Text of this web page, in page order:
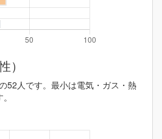
）
52人です。最小は電気・ガス・熱